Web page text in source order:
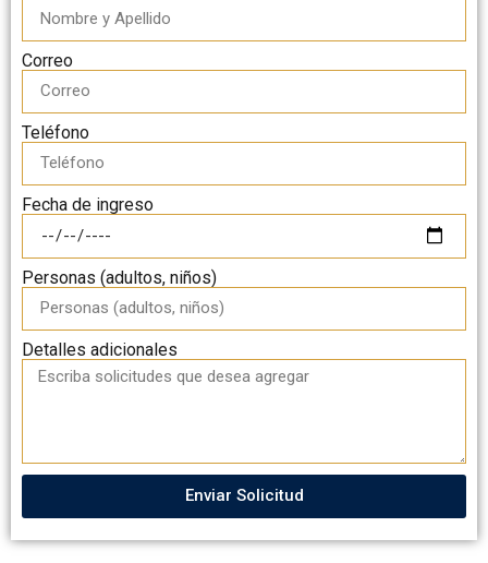
Correo
Teléfono
Fecha de ingreso
Personas (adultos, niños)
Detalles adicionales
Enviar Solicitud